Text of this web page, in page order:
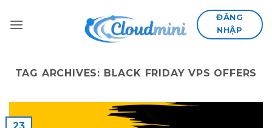
ĐĂNG
NHẬP
TAG ARCHIVES: BLACK FRIDAY VPS OFFERS